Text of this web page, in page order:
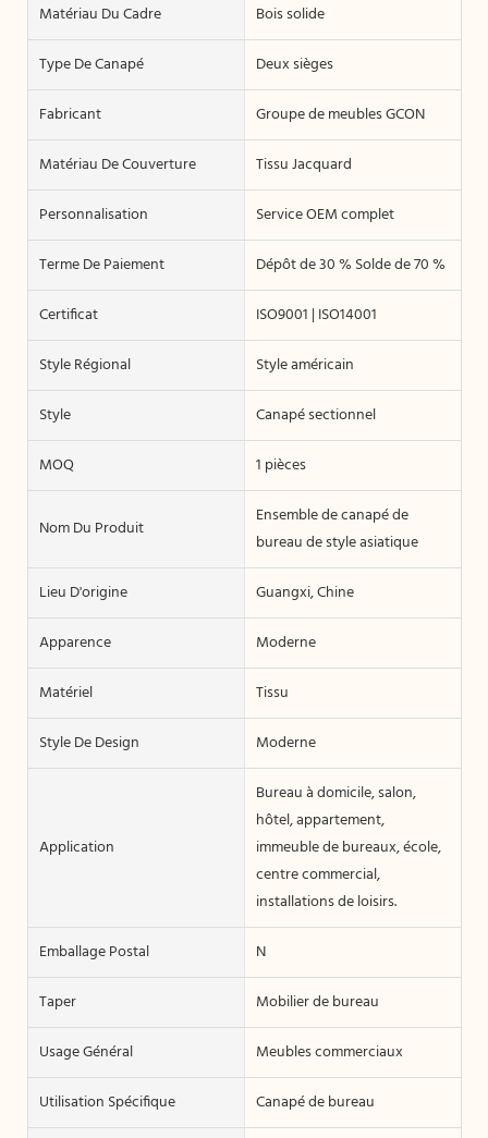
Matériau Du Cadre
Bois solide
Type De Canapé
Deux sièges
Fabricant
Groupe de meubles GCON
Matériau De Couverture
Tissu Jacquard
Personnalisation
Service OEM complet
Terme De Paiement
Dépôt de 30 % Solde de 70 %
Certificat
ISO9001 | ISO14001
Style Régional
Style américain
Style
Canapé sectionnel
MOQ
1 pièces
Nom Du Produit
Ensemble de canapé de
bureau de style asiatique
Lieu D'origine
Guangxi, Chine
Apparence
Moderne
Matériel
Tissu
Style De Design
Moderne
Application
Bureau à domicile, salon,
hôtel, appartement,
immeuble de bureaux, école,
centre commercial,
installations de loisirs.
Emballage Postal
N
Taper
Mobilier de bureau
Usage Général
Meubles commerciaux
Utilisation Spécifique
Canapé de bureau